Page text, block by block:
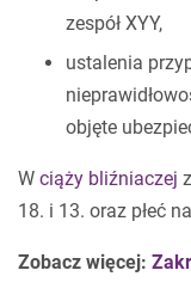
zespół XYY,
ustalenia
objęte
W ciąży bliźniaczej
18. i 13. oraz płeć
Zobacz więcej: